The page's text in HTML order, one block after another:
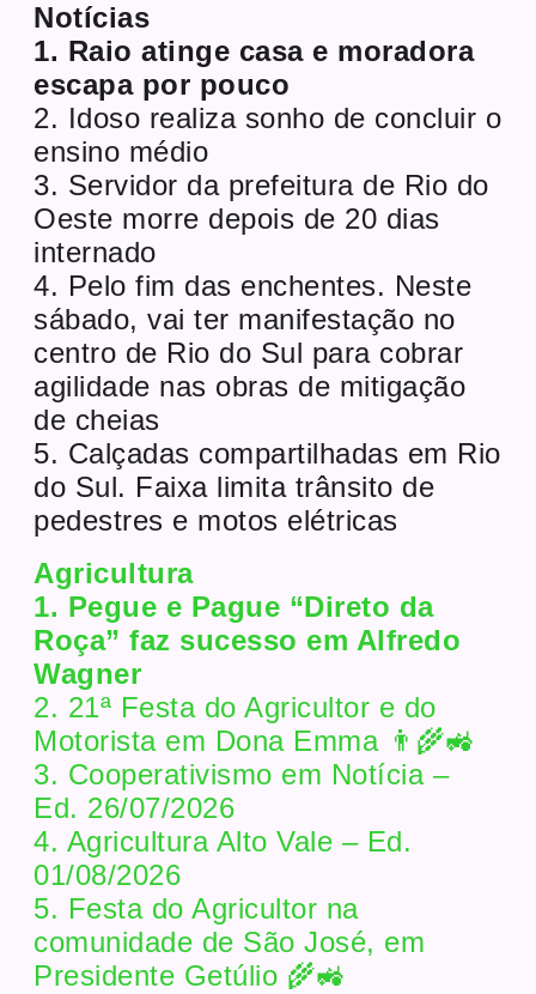
Notícias
1. Raio atinge casa e moradora
escapa por pouco
2. Idoso realiza sonho de concluir o
ensino médio
3. Servidor da prefeitura de Rio do
Oeste morre depois de 20 dias
internado
4. Pelo fim das enchentes. Neste
sábado, vai ter manifestação no
centro de Rio do Sul para cobrar
agilidade nas obras de mitigação
de cheias
5. Calçadas compartilhadas em Rio
do Sul. Faixa limita trânsito de
pedestres e motos elétricas
Agricultura
1. Pegue e Pague “Direto da
Roça” faz sucesso em Alfredo
Wagner
2. 21ª Festa do Agricultor e do
Motorista em Dona Emma 👨‍🌾🚜
3. Cooperativismo em Notícia –
Ed. 26/07/2026
4. Agricultura Alto Vale – Ed.
01/08/2026
5. Festa do Agricultor na
comunidade de São José, em
Presidente Getúlio 🌾🚜